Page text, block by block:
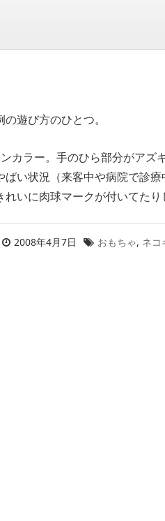
遊び方のひとつ。
カラー。手のひら部分がアズ
い状況（来客中や病院で診
いに肉球マークが付いてたり
2008年4月7日 おもちゃ, ネコ